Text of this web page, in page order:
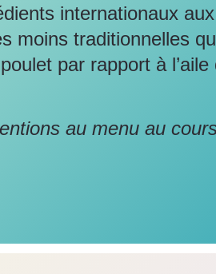
internationaux
moins traditionnelles
par rapport à l’aile
au menu au